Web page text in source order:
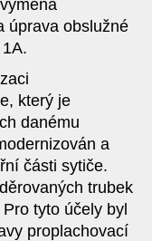
úprava obslužné
který je
danému
a
části sytiče.
trubek
tyto účely byl
proplachovací